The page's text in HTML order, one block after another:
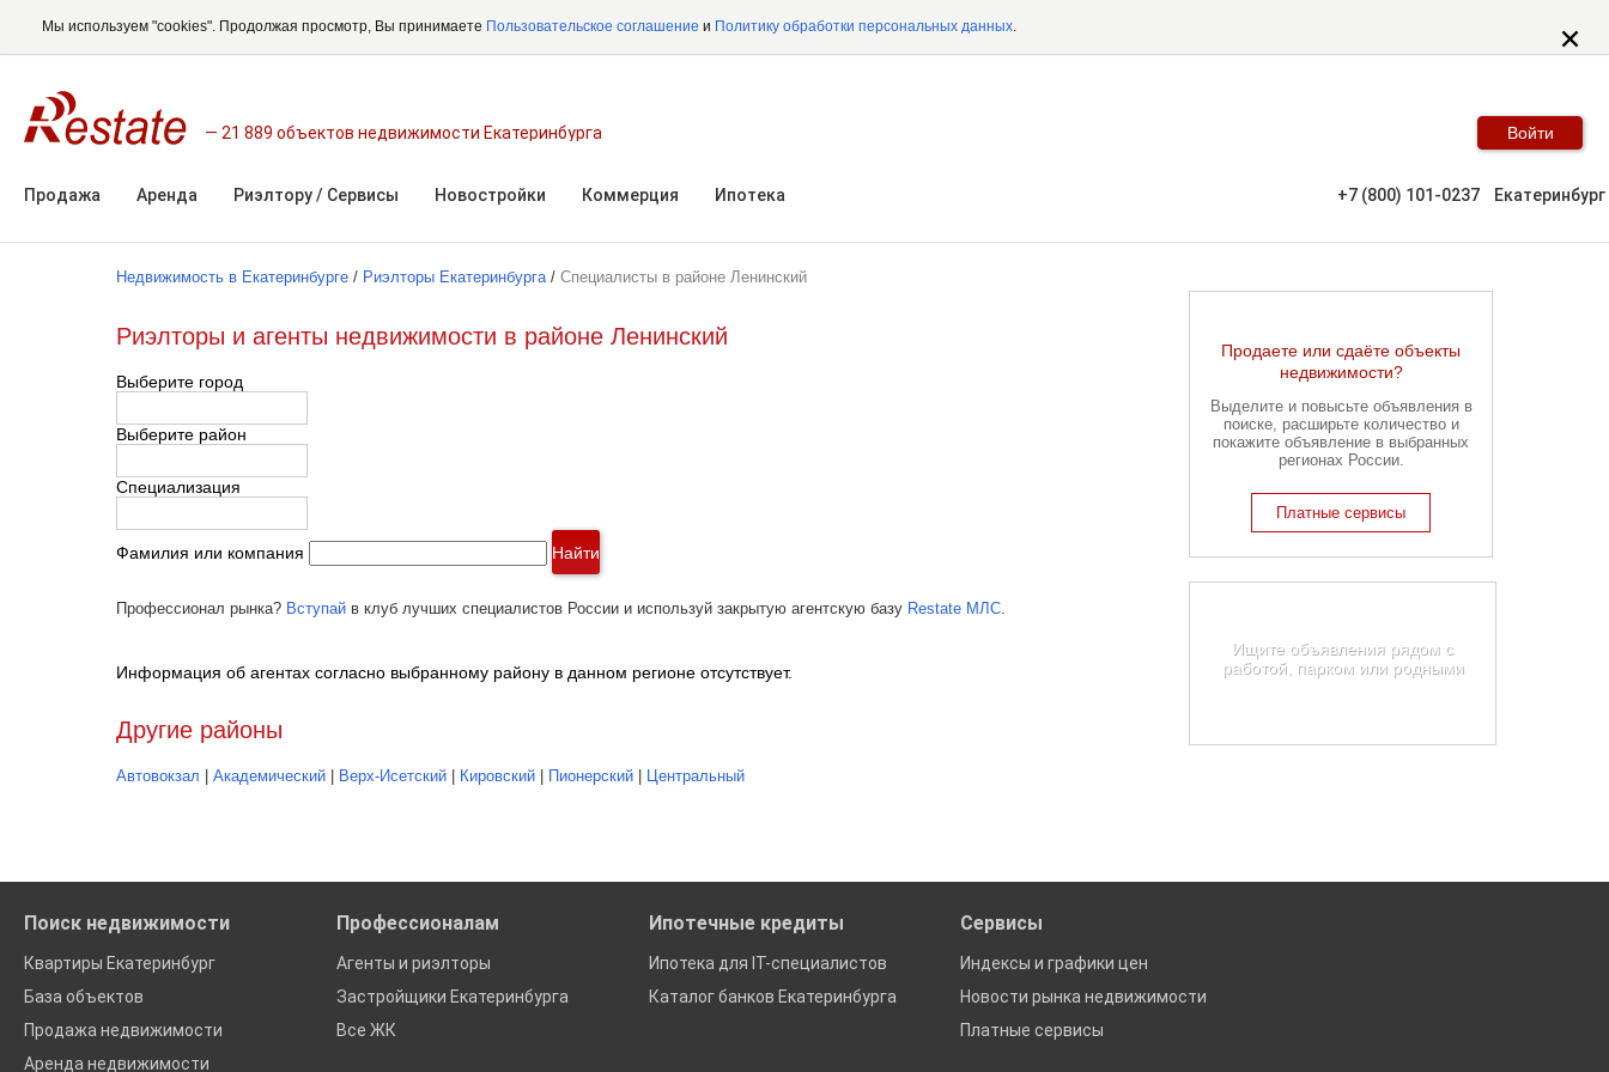
Мы используем "cookies". Продолжая просмотр, Вы принимаете Пользовательское соглашение и Политику обработки персональных данных.
21 889 объектов недвижимости Екатеринбурга Войти
Продажа Аренда Риэлтору / Сервисы Новостройки Коммерция Ипотека +7 (800) 101-0237 Екатеринбург
Недвижимость в Екатеринбурге / Риэлторы Екатеринбурга/ Специалисты в районе Ленинский
Риэлторы и агенты недвижимости в районе Ленинский
Выберите город
Выберите район
Специализация
Фамилия или компания Найти
Профессионал рынка? Вступай в клуб лучших специалистов России и используй закрытую агентскую базу Restate МЛС.
Информация об агентах согласно выбранному району в данном регионе отсутствует.
Другие районы
Автовокзал Академический Верх-Исетский Кировский Пионерский Центральный
Продаете или сдаёте объекты
недвижимости?
Выделите и повысьте объявления в
поиске, расширьте количество и
покажите объявление в выбранных
регионах России.
Платные сервисы
Ищите объявления рядом с
работой, парком или родными
Поиск недвижимости
Квартиры Екатеринбург
База объектов
Продажа недвижимости
Аренда недвижимости
Профессионалам
Агенты и риэлторы
Застройщики Екатеринбурга
Все ЖК
Ипотечные кредиты
Ипотека для IT-специалистов
Каталог банков Екатеринбурга
Сервисы
Индексы и графики цен
Новости рынка недвижимости
Платные сервисы